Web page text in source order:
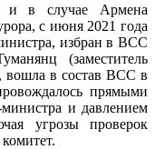
и в случае Армена
с июня 2021 года
избран в ВСС
(заместитель
вошла в состав ВСС в
прямыми
и давлением
угрозы проверок